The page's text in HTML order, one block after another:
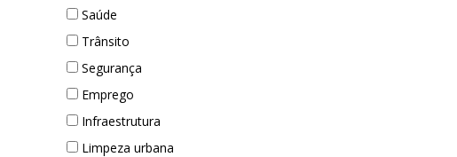
Saúde
Trânsito
Segurança
Emprego
Infraestrutura
Limpeza urbana